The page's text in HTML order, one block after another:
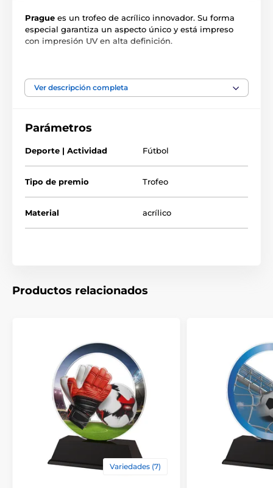
Prague es un trofeo de acrílico innovador. Su forma
especial garantiza un aspecto único y está impreso
con impresión UV en alta definición.
El producto aparece en las categorías
Trofeos para futbolistas
Trofeos de fútbol para niños
Ver descripción completa
Parámetros
Deporte | Actividad Fútbol
Tipo de premio Trofeo
Material acrílico
Productos relacionados
Variedades (7)